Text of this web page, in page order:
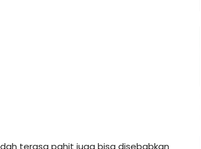
terasa pahit juga bisa disebabkan